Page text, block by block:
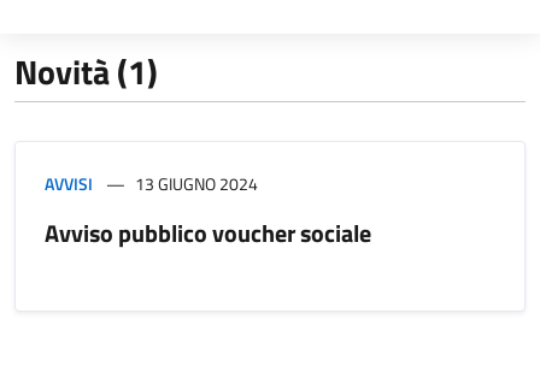
Novità (1)
AVVISI 13 GIUGNO 2024
Avviso pubblico voucher sociale